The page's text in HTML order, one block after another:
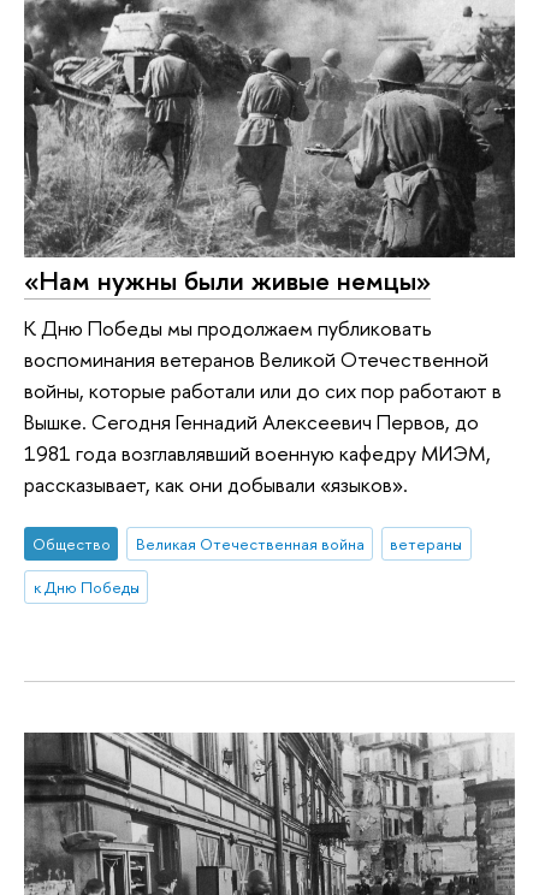
«Нам нужны были живые немцы»
К Дню Победы мы продолжаем публиковать
воспоминания ветеранов Великой Отечественной
войны, которые работали или до сих пор работают в
Вышке. Сегодня Геннадий Алексеевич Первов, до
1981 года возглавлявший военную кафедру МИЭМ,
рассказывает, как они добывали «языков».
Общество Великая Отечественная война
ветераны
к Дню Победы